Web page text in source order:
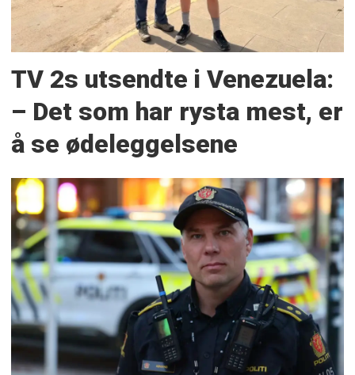
TV 2s utsendte i Venezuela:
– Det som har rysta mest, er
å se ødeleggelsene